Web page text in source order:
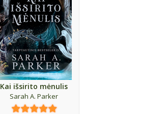
Kai išsirito mėnulis
Sarah A. Parker